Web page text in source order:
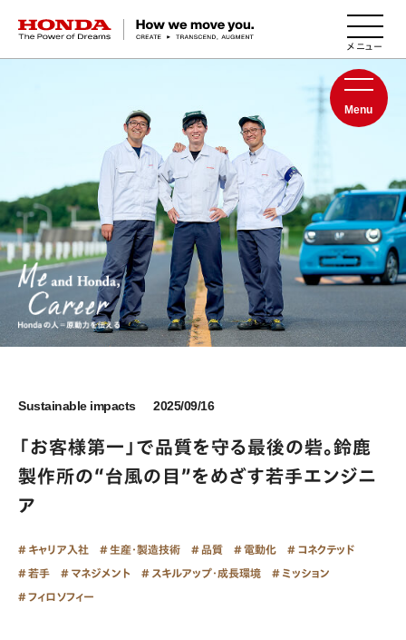
HONDA The Power of Dreams
Menu
Sustainable impacts 2025/09/16
「お客様第一」で品質を守る最後の砦。鈴鹿
製作所の“台風の目”をめざす若手エンジニ
ア
キャリア入社 生産・製造技術 品質 電動化 コネクテッド
若手 マネジメント スキルアップ・成長環境 ミッション
フィロソフィー